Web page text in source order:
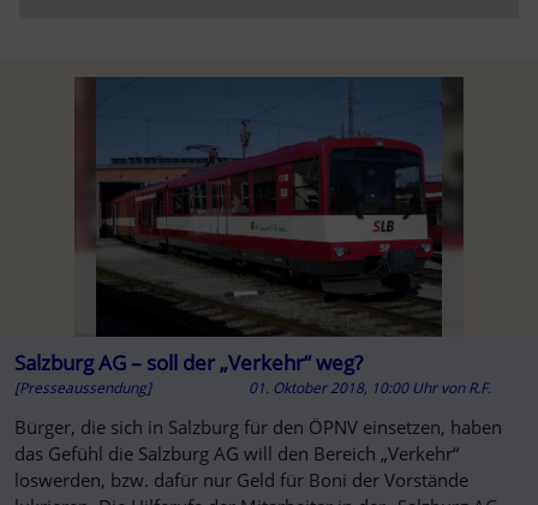
Salzburg AG – soll der „Verkehr“ weg?
[Presseaussendung] 01. Oktober 2018, 10:00 Uhr vonR.F.
Bürger, die sich in Salzburg für den ÖPNV einsetzen, haben
das Gefühl die Salzburg AG will den Bereich „Verkehr“
loswerden, bzw. dafür nur Geld für Boni der Vorstände